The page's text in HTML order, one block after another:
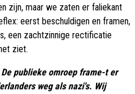
zijn, maar we zaten er faliekant
eerst beschuldigen en framen,
een zachtzinnige rectificatie
ziet.
publieke omroep frame-t er
weg als nazi's. Wij